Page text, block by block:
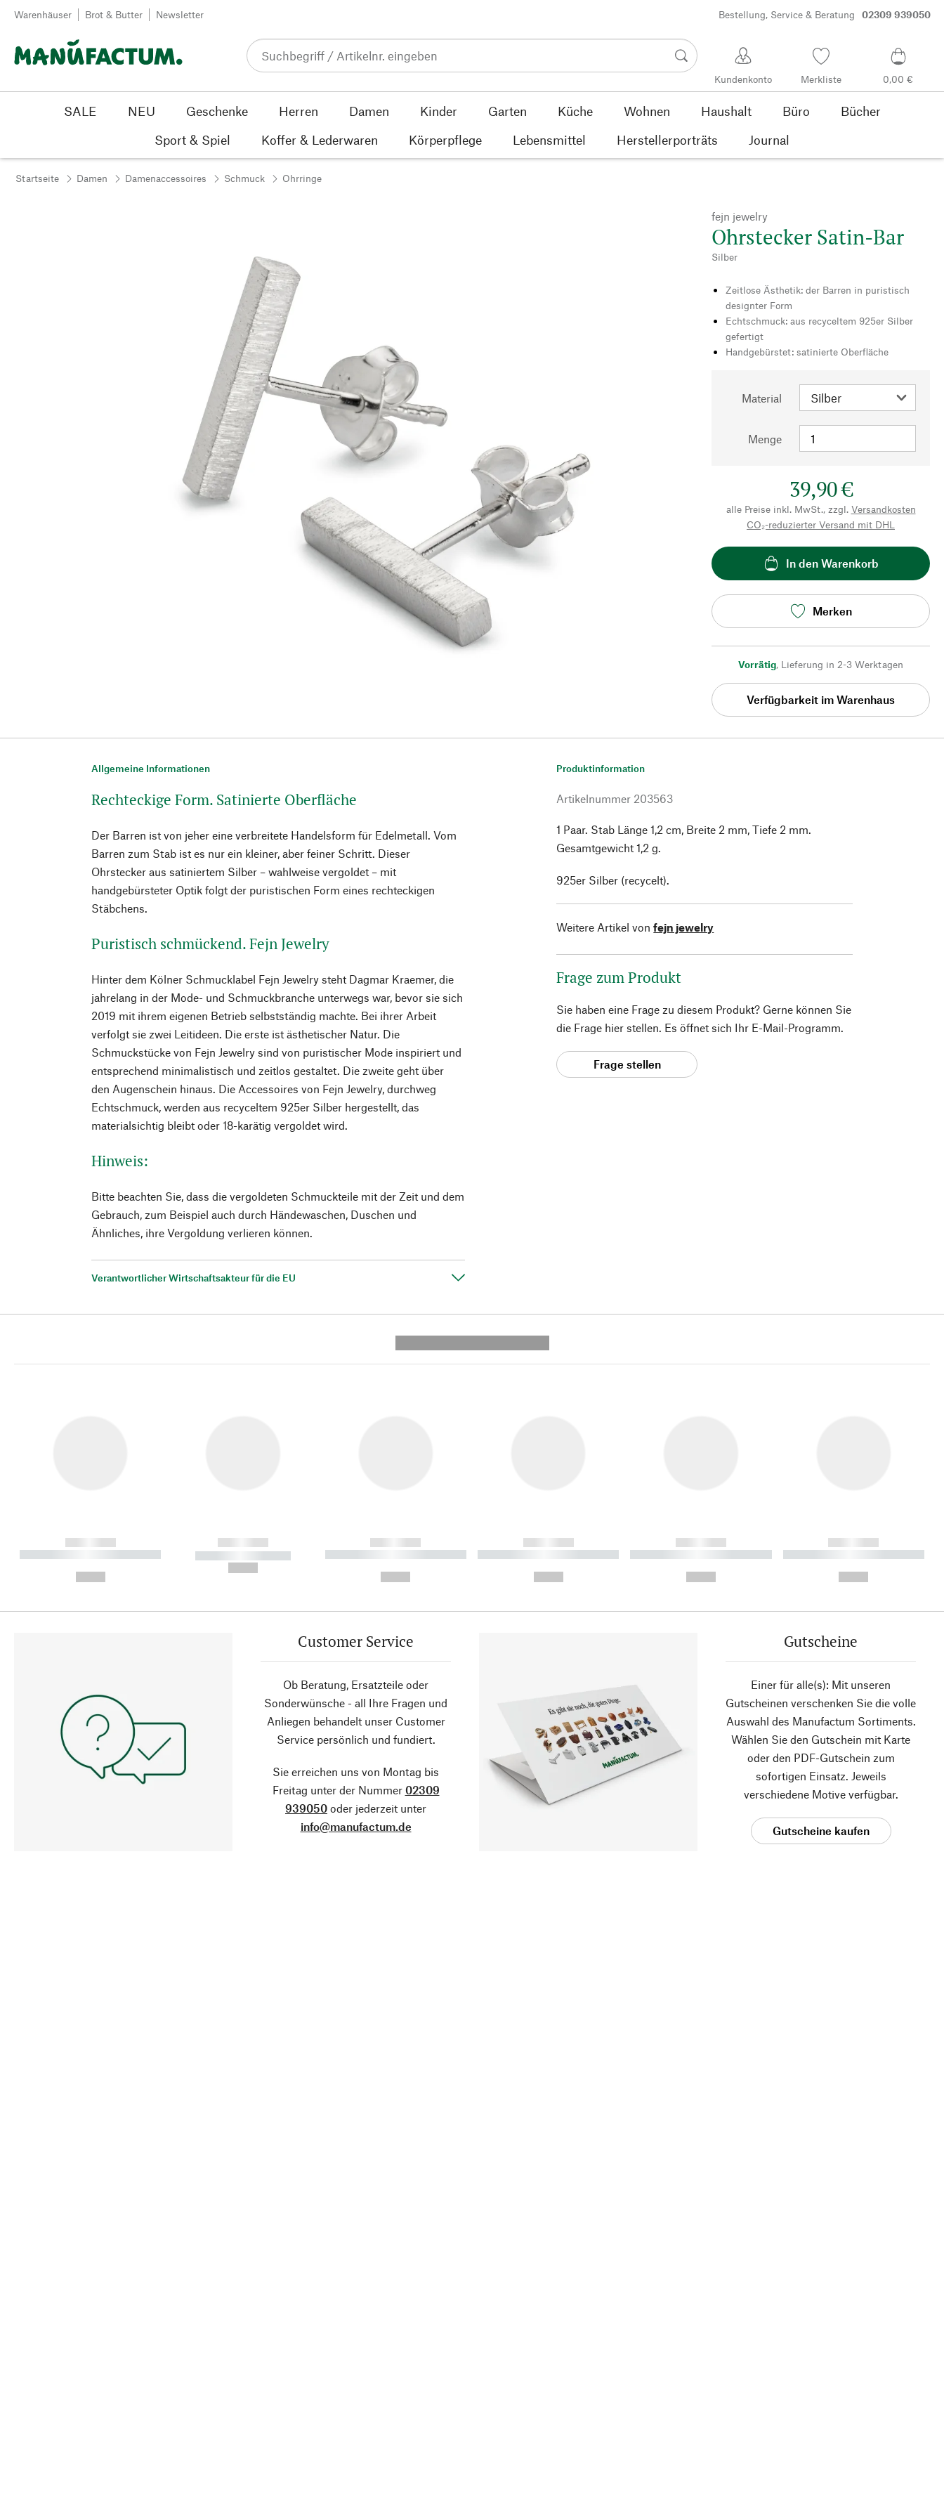
Zum Inhalt springen
Warenhäuser Brot & Butter Newsletter Bestellung, Service & Beratung 02309 939050
Kundenkonto Merkliste 0,00 €
SALE NEU Geschenke Herren Damen Kinder Garten Küche Wohnen Haushalt Büro
Bücher
Sport & Spiel
Koffer & Lederwaren Körperpflege Lebensmittel Herstellerporträts Journal
Startseite Damen Damenaccessoires Schmuck Ohrringe
fejn jewelry
Ohrstecker Satin-Bar
Silber
Zeitlose Ästhetik: der Barren in puristisch
designter Form
Echtschmuck: aus recyceltem 925er Silber
gefertigt
Handgebürstet: satinierte Oberfläche
Material
Menge
39,90 €
alle Preise inkl. MwSt., zzgl. Versandkosten
CO₂-reduzierter Versand mit DHL
In den Warenkorb
Merken
Vorrätig, Lieferung in 2-3 Werktagen
Verfügbarkeit im Warenhaus
Allgemeine Informationen
Rechteckige Form. Satinierte Oberfläche
Der Barren ist von jeher eine verbreitete Handelsform für Edelmetall. Vom
Barren zum Stab ist es nur ein kleiner, aber feiner Schritt. Dieser
Ohrstecker aus satiniertem Silber – wahlweise vergoldet – mit
handgebürsteter Optik folgt der puristischen Form eines rechteckigen
Stäbchens.
Puristisch schmückend. Fejn Jewelry
Hinter dem Kölner Schmucklabel Fejn Jewelry steht Dagmar Kraemer, die
jahrelang in der Mode- und Schmuckbranche unterwegs war, bevor sie sich
2019 mit ihrem eigenen Betrieb selbstständig machte. Bei ihrer Arbeit
verfolgt sie zwei Leitideen. Die erste ist ästhetischer Natur. Die
Schmuckstücke von Fejn Jewelry sind von puristischer Mode inspiriert und
entsprechend minimalistisch und zeitlos gestaltet. Die zweite geht über
den Augenschein hinaus. Die Accessoires von Fejn Jewelry, durchweg
Echtschmuck, werden aus recyceltem 925er Silber hergestellt, das
materialsichtig bleibt oder 18-karätig vergoldet wird.
Hinweis:
Bitte beachten Sie, dass die vergoldeten Schmuckteile mit der Zeit und dem
Gebrauch, zum Beispiel auch durch Händewaschen, Duschen und
Ähnliches, ihre Vergoldung verlieren können.
Verantwortlicher Wirtschaftsakteur für die EU
Produktinformation
Artikelnummer 203563
1 Paar. Stab Länge 1,2 cm, Breite 2 mm, Tiefe 2 mm.
Gesamtgewicht 1,2 g.
925er Silber (recycelt).
Weitere Artikel von fejn jewelry
Frage zum Produkt
Sie haben eine Frage zu diesem Produkt? Gerne können Sie
die Frage hier stellen. Es öffnet sich Ihr E-Mail-Programm.
Frage stellen
------------
----------- ----------- ----------
------------
----------- -----------
------------
----------- ----------- ----------
------------
----------- ----------- ----------
------------
----------- ----------- ----------
------------
----------- ----------- ----------
Customer Service
Ob Beratung, Ersatzteile oder
Sonderwünsche - all Ihre Fragen und
Anliegen behandelt unser Customer
Service persönlich und fundiert.
Sie erreichen uns von Montag bis
Freitag unter der Nummer 02309
939050 oder jederzeit unter
info@manufactum.de
Gutscheine
Einer für alle(s): Mit unseren
Gutscheinen verschenken Sie die volle
Auswahl des Manufactum Sortiments.
Wählen Sie den Gutschein mit Karte
oder den PDF-Gutschein zum
sofortigen Einsatz. Jeweils
verschiedene Motive verfügbar.
Gutscheine kaufen